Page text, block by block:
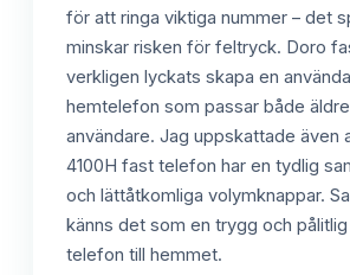
för att ringa viktiga nummer – det
minskar risken för feltryck. Doro
verkligen lyckats skapa en
hemtelefon som passar både
användare. Jag uppskattade även
4100H fast telefon har en tydlig
och lättåtkomliga volymknappar.
känns det som en trygg och
telefon till hemmet.